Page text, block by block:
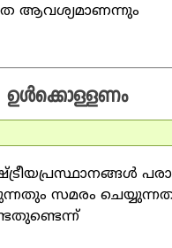
ആവശ്യമാണന്നും
ഉള്‍ക്കൊള്ളണം
സമരം